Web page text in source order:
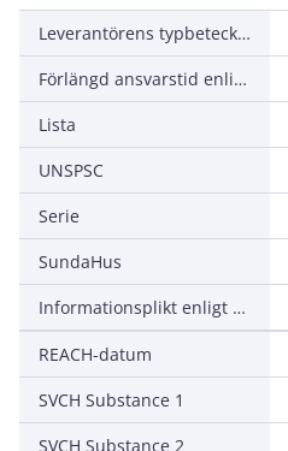
Leverantörens typbeteckning
Förlängd ansvarstid enligt ALEM-09
Lista
UNSPSC
Serie
SundaHus
Informationsplikt enligt REACH
REACH-datum
SVCH Substance 1
SVCH Substance 2